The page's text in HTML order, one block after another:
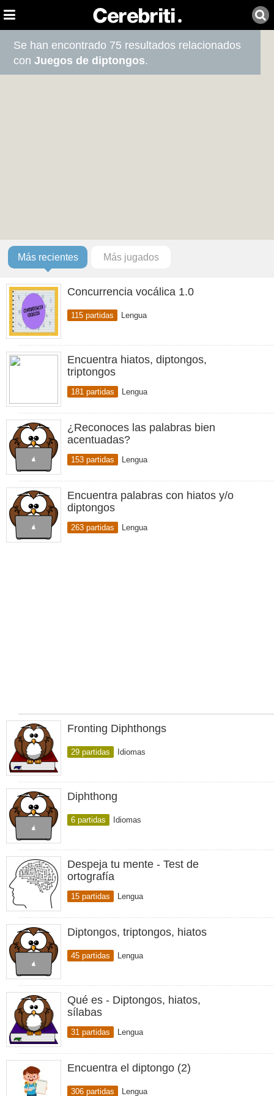
Se han encontrado 75 resultados relacionados
conJuegos de diptongos.
Más recientes Más jugados
Concurrencia vocálica 1.0
115 partidas Lengua
Encuentra hiatos, diptongos,
triptongos
181 partidas Lengua
¿Reconoces las palabras bien
acentuadas?
153 partidas Lengua
Encuentra palabras con hiatos y/o
diptongos
263 partidas Lengua
Fronting Diphthongs
29 partidas Idiomas
Diphthong
6 partidas Idiomas
Despeja tu mente - Test de
ortografía
15 partidas Lengua
Diptongos, triptongos, hiatos
45 partidas Lengua
Qué es - Diptongos, hiatos,
sílabas
31 partidas Lengua
Encuentra el diptongo (2)
306 partidas Lengua